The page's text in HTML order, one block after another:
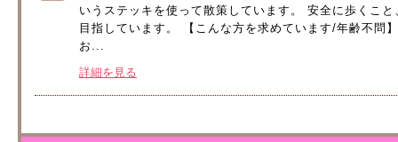
いうステッキを使って散策しています。 安全に歩くこ
目指しています。 【こんな方を求めています/年齢不問
お...
詳細を見る